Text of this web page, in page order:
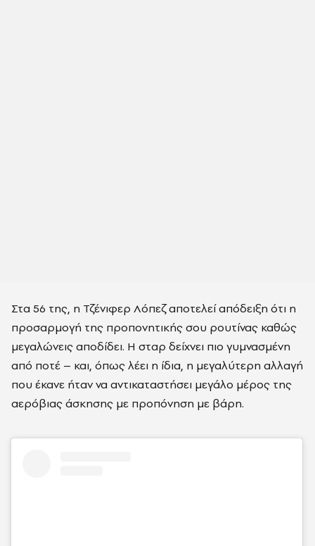
Στα 56 της, η Τζένιφερ Λόπεζ αποτελεί απόδειξη ότι η
προσαρμογή της προπονητικής σου ρουτίνας καθώς
μεγαλώνεις αποδίδει. Η σταρ δείχνει πιο γυμνασμένη
από ποτέ – και, όπως λέει η ίδια, η μεγαλύτερη αλλαγή
που έκανε ήταν να αντικαταστήσει μεγάλο μέρος της
αερόβιας άσκησης με προπόνηση με βάρη.